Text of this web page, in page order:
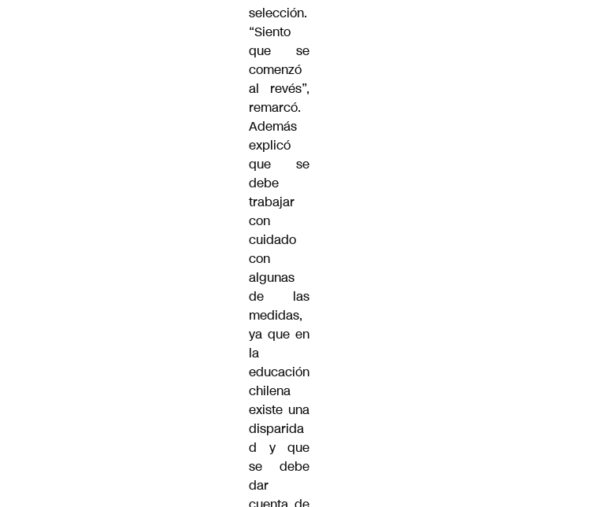
selección.
“Siento
que se
comenzó
al revés”,
remarcó.
Además
explicó
que se
debe
trabajar
con
cuidado
con
algunas
de las
medidas,
ya que en
la
educación
chilena
existe una
disparida
d y que
se debe
dar